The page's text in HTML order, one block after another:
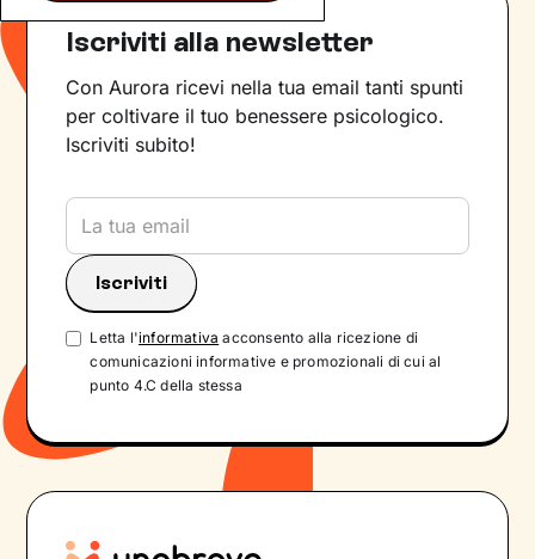
Iscriviti alla newsletter
Con Aurora ricevi nella tua email tanti spunti
per coltivare il tuo benessere psicologico.
Iscriviti subito!
Letta l'informativa acconsento alla ricezione di
comunicazioni informative e promozionali di cui al
punto 4.C della stessa